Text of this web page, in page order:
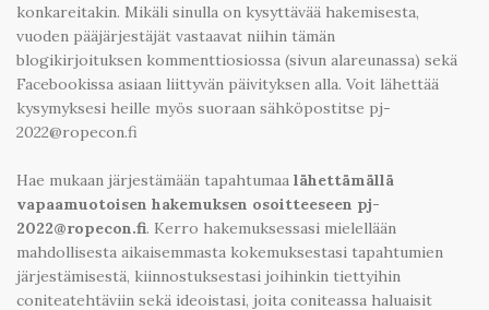
konkareitakin. Mikäli sinulla on kysyttävää hakemisesta,
vuoden pääjärjestäjät vastaavat niihin tämän
blogikirjoituksen kommenttiosiossa (sivun alareunassa) sekä
Facebookissa asiaan liittyvän päivityksen alla. Voit lähettää
kysymyksesi heille myös suoraan sähköpostitse pj-
2022@ropecon.fi
Hae mukaan järjestämään tapahtumaa lähettämällä
vapaamuotoisen hakemuksen osoitteeseen pj-
2022@ropecon.fi. Kerro hakemuksessasi mielellään
mahdollisesta aikaisemmasta kokemuksestasi tapahtumien
järjestämisestä, kiinnostuksestasi joihinkin tiettyihin
coniteatehtäviin sekä ideoistasi, joita coniteassa haluaisit